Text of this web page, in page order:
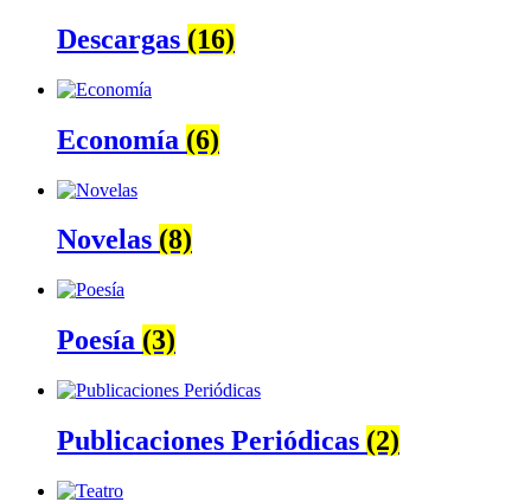
Descargas (16)
Economía (6)
Novelas (8)
Poesía (3)
Publicaciones Periódicas (2)